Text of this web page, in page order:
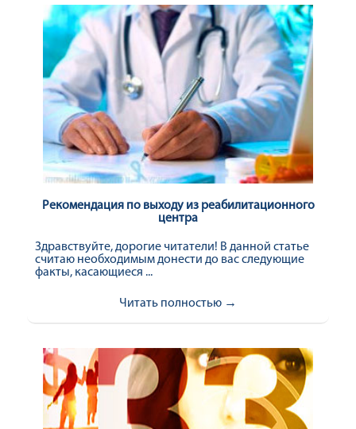
Рекомендация по выходу из реабилитационного
центра
Здравствуйте, дорогие читатели! В данной статье
считаю необходимым донести до вас следующие
факты, касающиеся ...
Читать полностью →